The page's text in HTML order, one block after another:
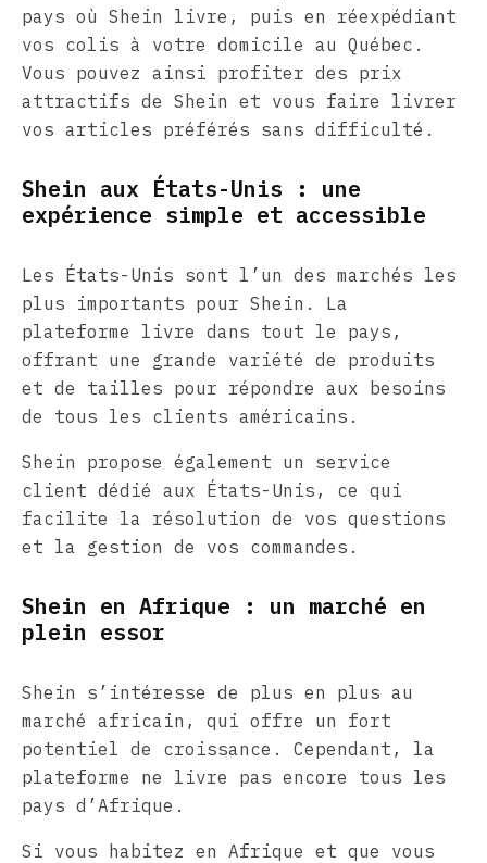
pays où Shein livre, puis en réexpédiant
vos colis à votre domicile au Québec.
Vous pouvez ainsi profiter des prix
attractifs de Shein et vous faire livrer
vos articles préférés sans difficulté.
Shein aux États-Unis : une
expérience simple et accessible
Les États-Unis sont l’un des marchés les
plus importants pour Shein. La
plateforme livre dans tout le pays,
offrant une grande variété de produits
et de tailles pour répondre aux besoins
de tous les clients américains.
Shein propose également un service
client dédié aux États-Unis, ce qui
facilite la résolution de vos questions
et la gestion de vos commandes.
Shein en Afrique : un marché en
plein essor
Shein s’intéresse de plus en plus au
marché africain, qui offre un fort
potentiel de croissance. Cependant, la
plateforme ne livre pas encore tous les
pays d’Afrique.
Si vous habitez en Afrique et que vous